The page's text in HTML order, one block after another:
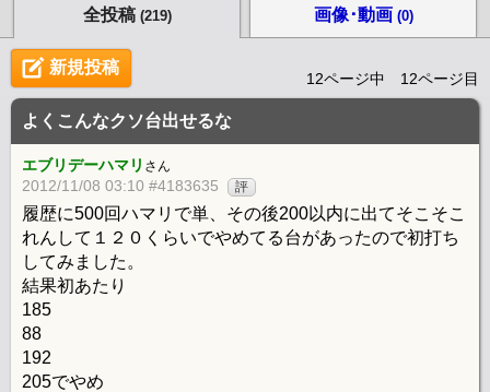
全投稿 (219) 画像･動画 (0)
新規投稿
12ページ中 12ページ目
よくこんなクソ台出せるな
エブリデーハマリ さん
2012/11/08 03:10 #4183635 評
履歴に500回ハマリで単、その後200以内に出てそこそこ
れんして１２０くらいでやめてる台があったので初打ち
してみました。
結果初あたり
185
88
192
205でやめ